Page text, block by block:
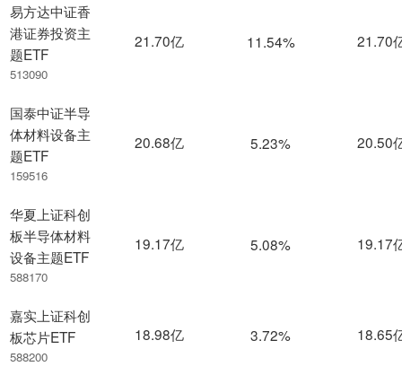
易方达中证香
港证券投资主
题ETF
513090
国泰中证半导
体材料设备主
题ETF
159516
华夏上证科创
板半导体材料
设备主题ETF
588170
嘉实上证科创
板芯片ETF
588200
21.70亿 11.54% 21.70
20.68亿 5.23% 20.50
19.17亿 5.08% 19.17
18.98亿 3.72% 18.65